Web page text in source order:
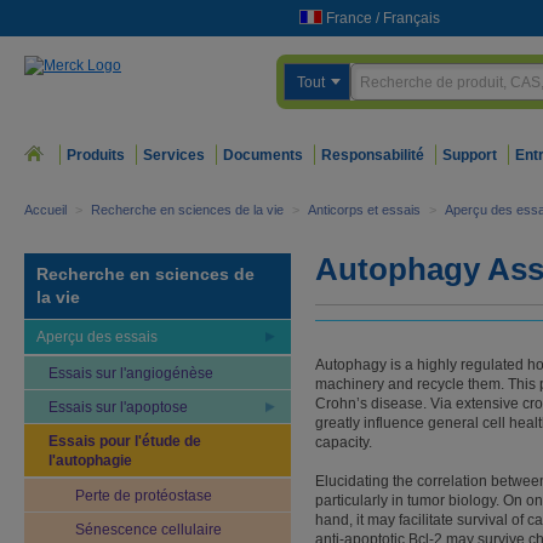
France / Français
Tout
Produits Services Documents Responsabilité Support
Accueil > Recherche en sciences de la vie > Anticorps et essais > Aperçu des
Recherche en sciences de
la vie
Aperçu des essais
Essais sur l'angiogénèse
Essais sur l'apoptose
Essais pour l'étude de
l'autophagie
Perte de protéostase
Sénescence cellulaire
Autophagy
Autophagy is a highly regulated
machinery and recycle them.
Crohn’s disease. Via extensive
greatly influence general cell
capacity.
Elucidating the correlation
particularly in tumor biology. On
hand, it may facilitate survival of
anti-apoptotic Bcl-2 may survive